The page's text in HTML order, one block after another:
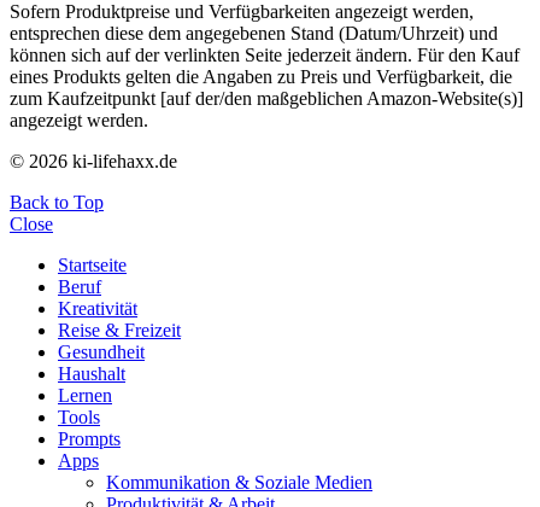
Sofern Produktpreise und Verfügbarkeiten angezeigt werden,
entsprechen diese dem angegebenen Stand (Datum/Uhrzeit) und
können sich auf der verlinkten Seite jederzeit ändern. Für den Kauf
eines Produkts gelten die Angaben zu Preis und Verfügbarkeit, die
zum Kaufzeitpunkt [auf der/den maßgeblichen Amazon-Website(s)]
angezeigt werden.
© 2026 ki-lifehaxx.de
Back to Top
Close
Startseite
Beruf
Kreativität
Reise & Freizeit
Gesundheit
Haushalt
Lernen
Tools
Prompts
Apps
Kommunikation & Soziale Medien